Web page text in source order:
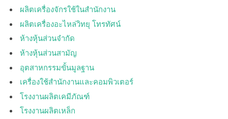
ผลิตเครื่องจักรใช้ในสำนักงาน
ผลิตเครื่องอะไหล่วิทยุ โทรทัศน์
ห้างหุ้นส่วนจำกัด
ห้างหุ้นส่วนสามัญ
อุตสาหกรรมขั้นมูลฐาน
เครื่องใช้สำนักงานและคอมพิวเตอร์
โรงงานผลิตเคมีภัณฑ์
โรงงานผลิตเหล็ก